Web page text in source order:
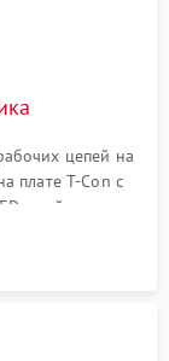
цепей на
плате T-Con с
драйвера и